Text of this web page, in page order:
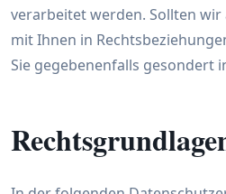
verarbeitet werden. Sollten
mit Ihnen in
Sie gegebenenfalls gesondert